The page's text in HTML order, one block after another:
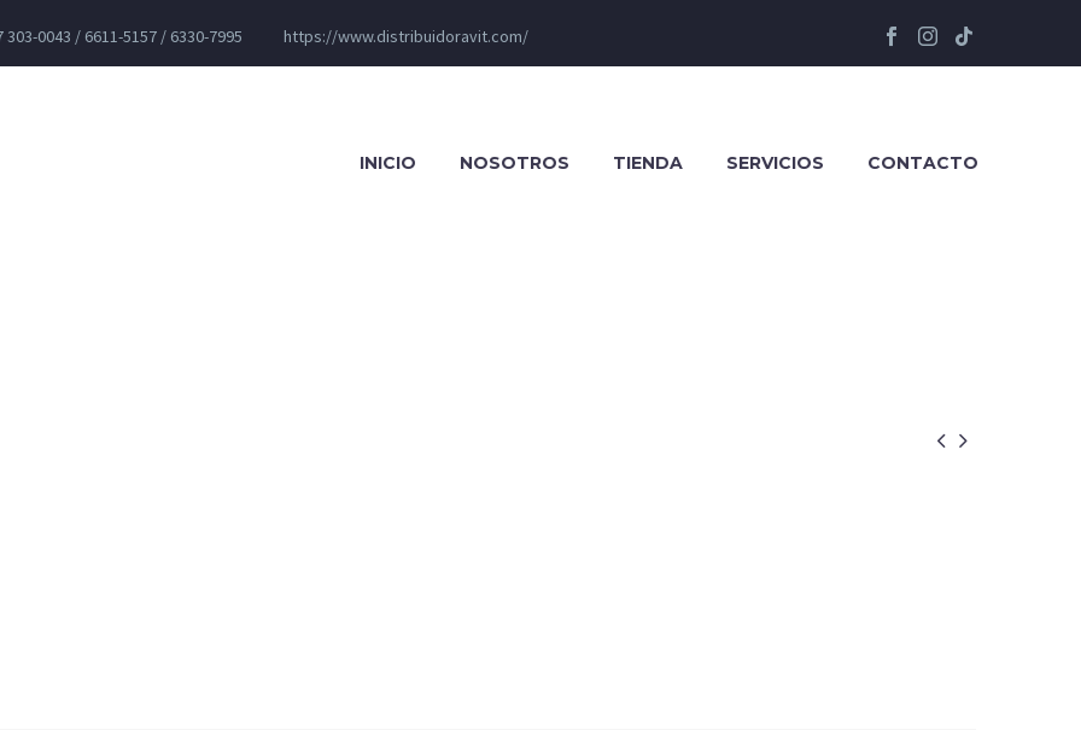
303-0043 / 6611-5157 / 6330-7995 https://www.distribuidoravit.com/
INICIO NOSOTROS TIENDA SERVICIOS CONTACTO
 